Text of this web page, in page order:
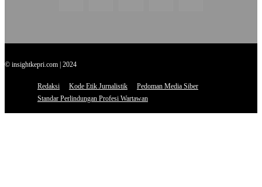
© insightkepri.com | 2024
Redaksi Kode Etik Jurnalistik
Pedoman Media Siber
Standar Perlindungan Profesi Wartawan